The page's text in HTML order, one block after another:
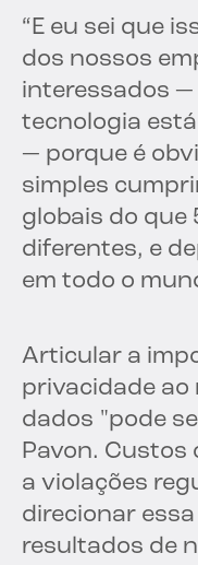
“E eu sei que
dos nossos
interessados
tecnologia
— porque é
simples
globais do que
diferentes, e
em todo o
Articular a
privacidade ao
dados "pode
Pavon. Custos
a violações
direcionar
resultados de